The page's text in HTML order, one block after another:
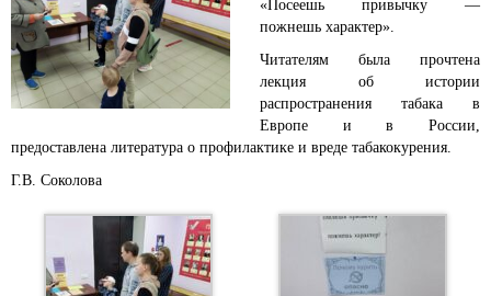
«Посеешь привычку —
пожнешь характер».
Читателям была прочтена
лекция об истории
распространения табака в
Европе и в России,
предоставлена литература о профилактике и вреде табакокурения.
Г.В. Соколова